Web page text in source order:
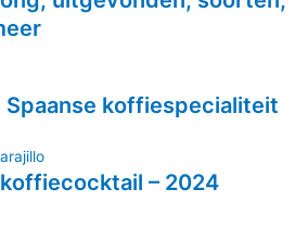
koffiespecialiteit
– 2024